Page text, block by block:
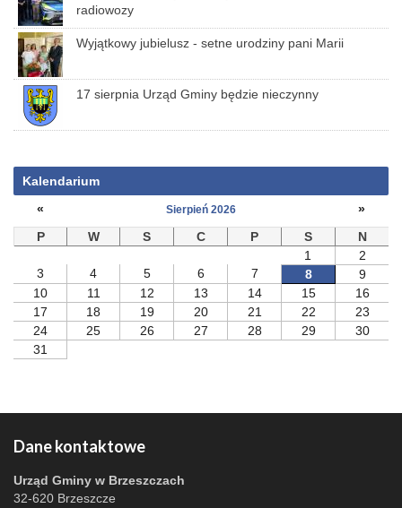
radiowozy
Wyjątkowy jubielusz - setne urodziny pani Marii
17 sierpnia Urząd Gminy będzie nieczynny
Kalendarium
«
Sierpień 2026
»
P
W S C P S
N
1
2
3
4 5 6 7 8
9
10
11 12 13 14 15
16
17
18 19 20 21 22
23
24
25 26 27 28 29
30
31
Dane kontaktowe
Urząd Gminy w Brzeszczach
32-620 Brzeszcze